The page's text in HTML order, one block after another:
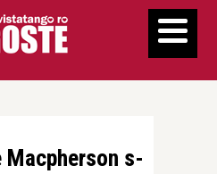
Macpherson s-